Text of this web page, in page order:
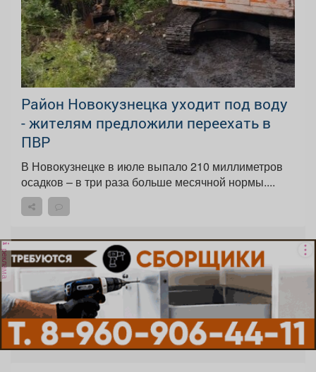
Район Новокузнецка уходит под воду
- жителям предложили переехать в
ПВР
В Новокузнецке в июле выпало 210 миллиметров
осадков – в три раза больше месячной нормы....
реклама